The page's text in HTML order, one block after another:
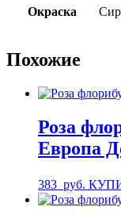
Окраска
Похожие
Роза
Европа
383 руб.